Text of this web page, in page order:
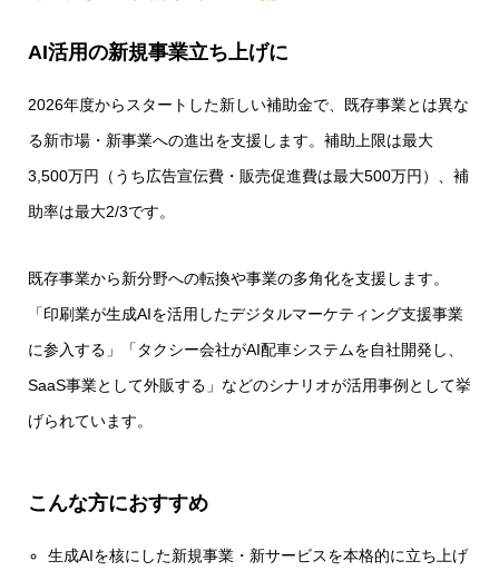
AI活用の新規事業立ち上げに
2026年度からスタートした新しい補助金で、既存事業とは異な
る新市場・新事業への進出を支援します。補助上限は最大
3,500万円（うち広告宣伝費・販売促進費は最大500万円）、補
助率は最大2/3です。
既存事業から新分野への転換や事業の多角化を支援します。
「印刷業が生成AIを活用したデジタルマーケティング支援事業
に参入する」「タクシー会社がAI配車システムを自社開発し、
SaaS事業として外販する」などのシナリオが活用事例として挙
げられています。
こんな方におすすめ
生成AIを核にした新規事業・新サービスを本格的に立ち上げ